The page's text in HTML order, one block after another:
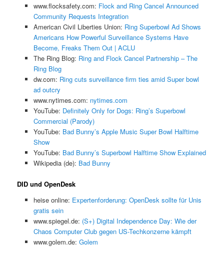
www.flocksafety.com: Flock and Ring Cancel Announced
Community Requests Integration
American Civil Liberties Union: Ring Superbowl Ad Shows
Americans How Powerful Surveillance Systems Have
Become, Freaks Them Out | ACLU
The Ring Blog: Ring and Flock Cancel Partnership – The
Ring Blog
dw.com: Ring cuts surveillance firm ties amid Super bowl
ad outcry
www.nytimes.com: nytimes.com
YouTube: Definitely Only for Dogs: Ring’s Superbowl
Commercial (Parody)
YouTube: Bad Bunny’s Apple Music Super Bowl Halftime
Show
YouTube: Bad Bunny’s Superbowl Halftime Show Explained
Wikipedia (de): Bad Bunny
DID und OpenDesk
heise online: Expertenforderung: OpenDesk sollte für Unis
gratis sein
www.spiegel.de: (S+) Digital Independence Day: Wie der
Chaos Computer Club gegen US-Techkonzerne kämpft
www.golem.de: Golem